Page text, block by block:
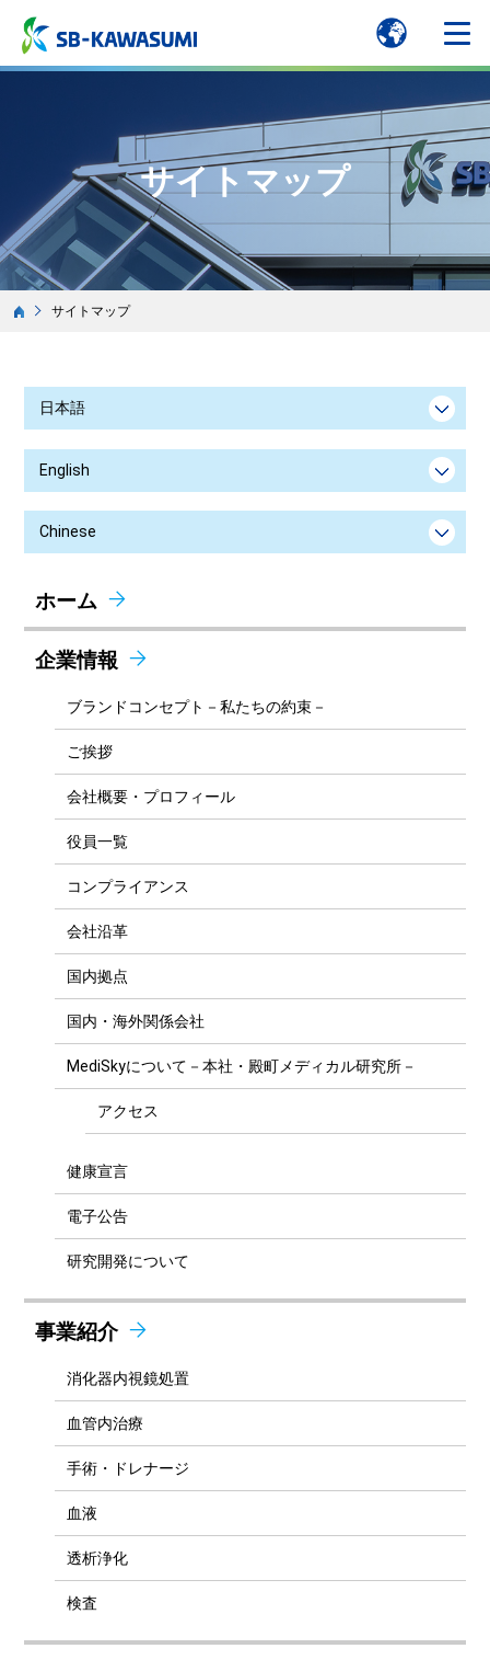
サイトマップ
サイトマップ
日本語
English
Chinese
ホーム
企業情報
ブランドコンセプト－私たちの約束－
ご挨拶
会社概要・プロフィール
役員一覧
コンプライアンス
会社沿革
国内拠点
国内・海外関係会社
MediSkyについて－本社・殿町メディカル研究所－
アクセス
健康宣言
電子公告
研究開発について
事業紹介
消化器内視鏡処置
血管内治療
手術・ドレナージ
血液
透析浄化
検査